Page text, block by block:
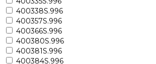
400338S.996
400357S.996
400366S.996
400380S.996
400381S.996
400384S.996